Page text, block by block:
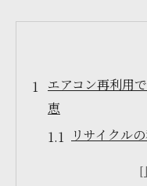
エアコン再利用
恵
リサイクル
環境に優し